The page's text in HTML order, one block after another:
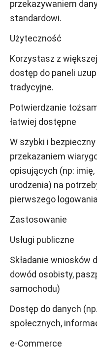
przekazywaniem
standardowi.
Użyteczność
Korzystasz z
dostęp do paneli
tradycyjne.
Potwierdzanie
łatwiej dostępne
W szybki i
przekazaniem
opisujących (np: imię,
urodzenia) na
pierwszego logowania
Zastosowanie
Usługi publiczne
Składanie wniosków
dowód osobisty,
samochodu)
Dostęp do danych
społecznych,
e-Commerce